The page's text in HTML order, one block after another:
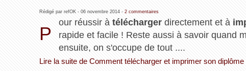
Rédigé par refOK - 06 novembre 2014- 2 commentaires
P
our réussir à télécharger directement et à
rapide et facile ! Reste aussi à savoir quand
ensuite, on s'occupe de tout ....
Lire la suite de Comment télécharger et imprimer son diplôme